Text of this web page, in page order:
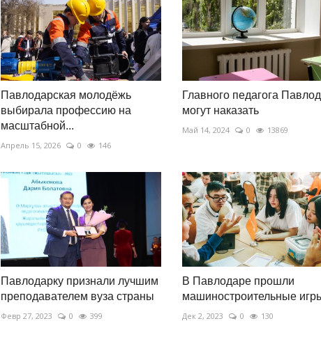
Павлодарская молодёжь
выбирала профессию на
масштабной...
Апрель 15, 2026 0 146
Главного педагога
могут наказать
Май 14, 2024 0 13869
Павлодарку признали лучшим
преподавателем вуза страны
Февр 27, 2023 0 399
В Павлодаре прошли
машиностроительные
Дек 2, 2023 0 130